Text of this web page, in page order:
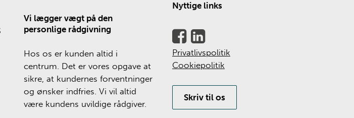
Vi lægger vægt på den
personlige rådgivning
Hos os er kunden altid i
centrum. Det er vores opgave at
sikre, at kundernes forventninger
og ønsker indfries. Vi vil altid
være kundens uvildige rådgiver.
Nyttige links
Privatlivspolitik
Cookiepolitik
Skriv til os